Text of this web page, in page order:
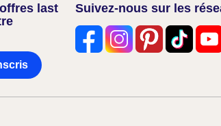
last
Suivez-nous sur les